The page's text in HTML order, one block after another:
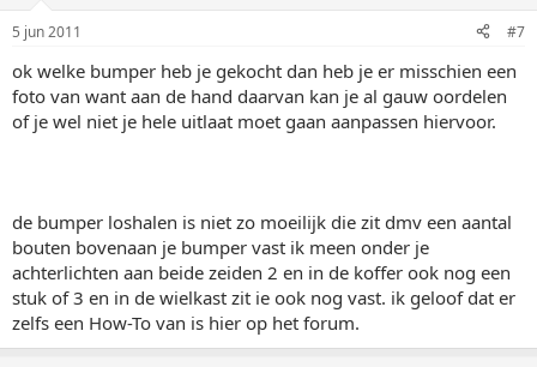
5 jun 2011 #7
ok welke bumper heb je gekocht dan heb je er misschien een
foto van want aan de hand daarvan kan je al gauw oordelen
of je wel niet je hele uitlaat moet gaan aanpassen hiervoor.
de bumper loshalen is niet zo moeilijk die zit dmv een aantal
bouten bovenaan je bumper vast ik meen onder je
achterlichten aan beide zeiden 2 en in de koffer ook nog een
stuk of 3 en in de wielkast zit ie ook nog vast. ik geloof dat er
zelfs een How-To van is hier op het forum.